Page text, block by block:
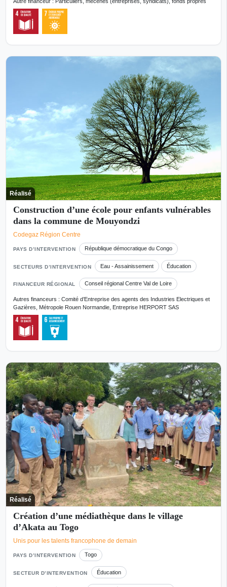
Réalisé
Construction d’une école pour enfants vulnérables
dans la commune de Mouyondzi
Codegaz Région Centre
PAYS D’INTERVENTION République démocratique du Congo
SECTEURS D’INTERVENTION Eau - Assainissement Éducation
FINANCEUR RÉGIONAL Conseil régional Centre Val de Loire
Autres financeurs : Comité d’Entreprise des agents des Industries Electriques et
Gazières, Métropole Rouen Normandie, Entreprise HERPORT SAS
Réalisé
Création d’une médiathèque dans le village
d’Akata au Togo
Unis pour les talents francophone de demain
PAYS D’INTERVENTION Togo
SECTEUR D’INTERVENTION Éducation